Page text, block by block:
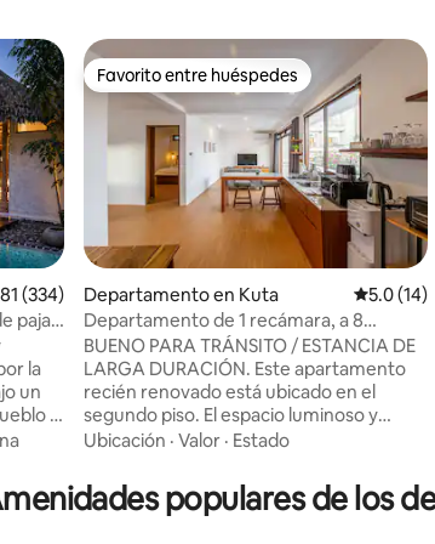
promedio: 4.81 de 5; 334 evaluaciones
(334)
paja ·
la
a
y
con
Favorito entre huéspedes
Favorito entre huéspedes
Departamento en Kuta
5.0 (14)
Departamento de 1 recámara, a 8
minutos del aeropuerto, transporte
público, acogedor
BUENO PARA TRÁNSITO / ESTANCIA DE
LARGA DURACIÓN. Este apartamento
recién renovado está ubicado en el
segundo piso. El espacio luminoso y
espacioso cuenta con grandes ventanas
creando un ambiente cálido y acogedor.
- Televisión inteligente - Cocina privada
Ubicación · Valor · Estado
populares de los